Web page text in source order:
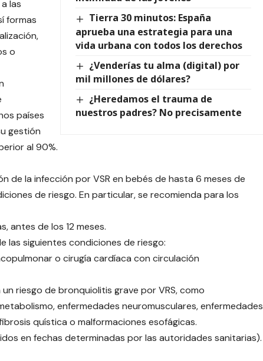
Tierra 30 minutos: España
aprueba una estrategia para una
vida urbana con todos los derechos
¿Venderías tu alma (digital) por
mil millones de dólares?
¿Heredamos el trauma de
nuestros padres? No precisamente
las
formas
o
países
gestión
al 90%.
de la infección por VSR en bebés de hasta 6 meses de
de riesgo. En particular, se recomienda para los
antes de los 12 meses.
las siguientes condiciones de riesgo:
o cirugía cardíaca con circulación
riesgo de bronquiolitis grave por VRS, como
enfermedades neuromusculares, enfermedades
quística o malformaciones esofágicas.
en fechas determinadas por las autoridades sanitarias).